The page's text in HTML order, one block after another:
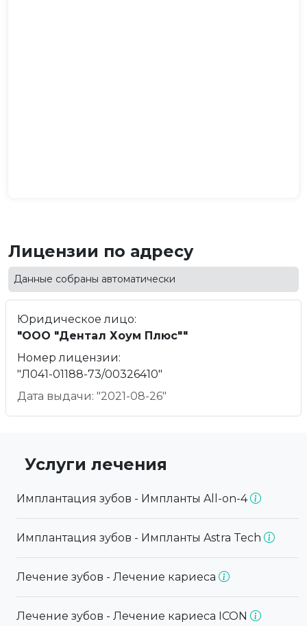
Лицензии по адресу
Данные собраны автоматически
Юридическое лицо:
"ООО "Дентал Хоум Плюс""
Номер лицензии:
"Л041-01188-73/00326410"
Дата выдачи: "2021-08-26"
Услуги лечения
Имплантация зубов - Импланты All-on-4
Имплантация зубов - Импланты Astra Tech
Лечение зубов - Лечение кариеса
Лечение зубов - Лечение кариеса ICON